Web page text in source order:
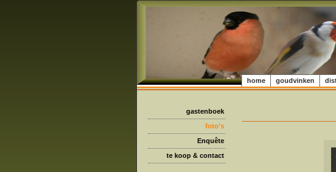
home goudvinken
gastenboek
foto's
Enquête
te koop & contact